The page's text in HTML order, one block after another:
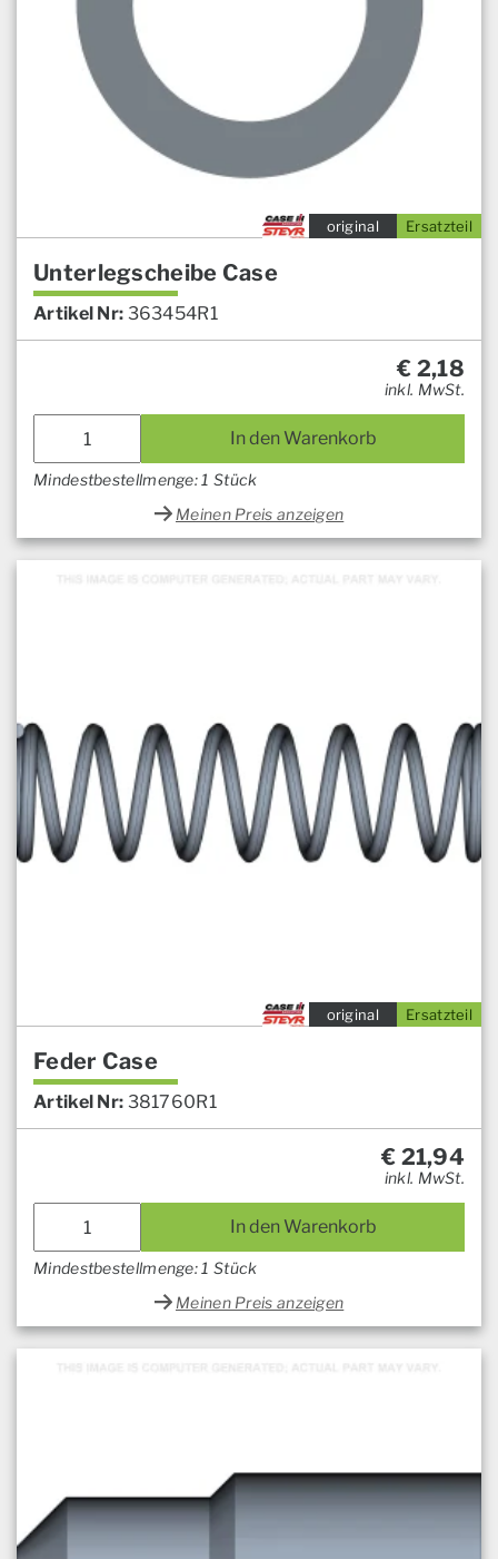
Ersatzteil
original
Unterlegscheibe Case
Artikel Nr: 363454R1
€ 2,18
inkl. MwSt.
In den Warenkorb
Mindestbestellmenge: 1 Stück
Meinen Preis anzeigen
Ersatzteil
original
Feder Case
Artikel Nr: 381760R1
€ 21,94
inkl. MwSt.
In den Warenkorb
Mindestbestellmenge: 1 Stück
Meinen Preis anzeigen